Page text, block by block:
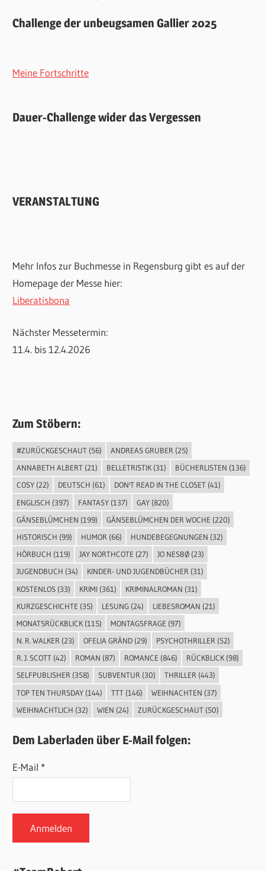
Challenge der unbeugsamen Gallier 2025
Meine Fortschritte
Dauer-Challenge wider das Vergessen
VERANSTALTUNG
Mehr Infos zur Buchmesse in Regensburg gibt es auf der
Homepage der Messe hier:
Liberatisbona
Nächster Messetermin:
11.4. bis 12.4.2026
Zum Stöbern:
#ZURÜCKGESCHAUT(56) ANDREAS GRUBER (25)
ANNABETH ALBERT(21) BELLETRISTIK(31) BÜCHERLISTEN (136)
COSY(22) DEUTSCH (61) DON'T READ IN THE CLOSET(41)
ENGLISCH (397) FANTASY(137) GAY(820)
GÄNSEBLÜMCHEN (199) GÄNSEBLÜMCHEN DER WOCHE (220)
HISTORISCH (99) HUMOR (66) HUNDEBEGEGNUNGEN (32)
HÖRBUCH (119) JAY NORTHCOTE (27) JO NESBØ(23)
JUGENDBUCH (34) KINDER- UND JUGENDBÜCHER(31)
KOSTENLOS(33) KRIMI(361) KRIMINALROMAN (31)
KURZGESCHICHTE (35) LESUNG(24) LIEBESROMAN (21)
MONATSRÜCKBLICK(115) MONTAGSFRAGE (97)
N. R. WALKER (23) OFELIA GRÄND(29) PSYCHOTHRILLER (52)
R. J. SCOTT(42) ROMAN (87) ROMANCE (846) RÜCKBLICK(98)
SELFPUBLISHER(358) SUBVENTUR(30) THRILLER(443)
TOP TEN THURSDAY(144) TTT(146) WEIHNACHTEN (37)
WEIHNACHTLICH (32) WIEN (24) ZURÜCKGESCHAUT(50)
Dem Laberladen über E-Mail folgen:
E-Mail *